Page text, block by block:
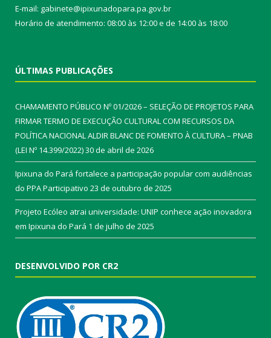
E-mail: gabinete@ipixunadopara.pa.gov.br
Horário de atendimento: 08:00 às 12:00 e de 14:00 às 18:00
ÚLTIMAS PUBLICAÇÕES
CHAMAMENTO PÚBLICO Nº 01/2026 – SELEÇÃO DE PROJETOS PARA
FIRMAR TERMO DE EXECUÇÃO CULTURAL COM RECURSOS DA
POLÍTICA NACIONAL ALDIR BLANC DE FOMENTO À CULTURA – PNAB
(LEI Nº 14.399/2022)30 de abril de 2026
Ipixuna do Pará fortalece a participação popular com audiências
do PPA Participativo 23 de outubro de 2025
Projeto Ecóleo atrai universidade: UNIP conhece ação inovadora
em Ipixuna do Pará 1 de julho de 2025
DESENVOLVIDO POR CR2